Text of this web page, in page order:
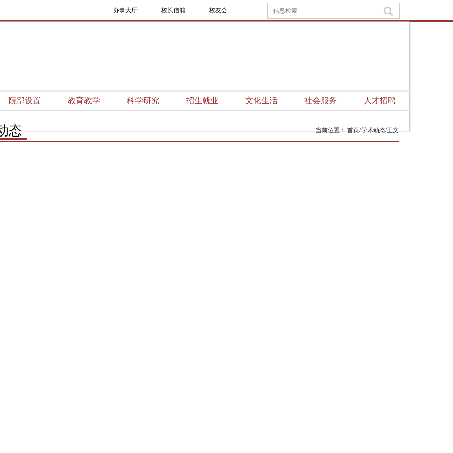
办事大厅 校长信箱 校友会
院部设置 教育教学 科学研究 招生就业 文化生活 社会服务 人才招聘
态 当前位置： 首页/学术动态/正文